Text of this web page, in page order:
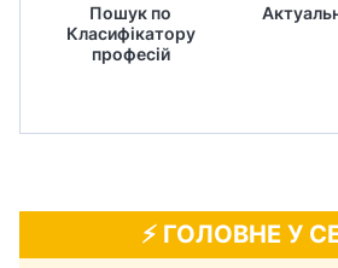
Пошук по
Класифікатору
професій
⚡️ ГОЛОВНЕ У